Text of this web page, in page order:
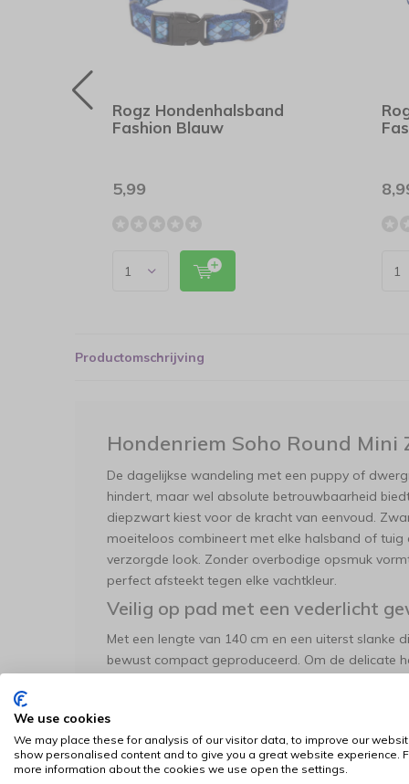
Rogz Hondenhalsband
Fashion Blauw
5,99
Productomschrijving
Hondenriem Soho Round Mini
De dagelijkse wandeling met een puppy of
hindert, maar wel absolute betrouwbaarheid
diepzwart kiest voor de kracht van eenvoud.
moeiteloos combineert met elke halsband of
verzorgde look. Zonder overbodige opsmuk
perfect afsteekt tegen elke vachtkleur.
Veilig op pad met een vederlicht
Met een lengte van 140 cm en een uiterst slanke
bewust compact geproduceerd. Om de delicate
verfijnde buitenzijde schuilt echter een enorme
die over de hele lengte is ingenaaid. Deze
treksterkte en maakt de riem volledig
We use cookies
We may place these for analysis of our visitor data, to improve our
show personalised content and to give you a great website experience.
more information about the cookies we use open the settings.